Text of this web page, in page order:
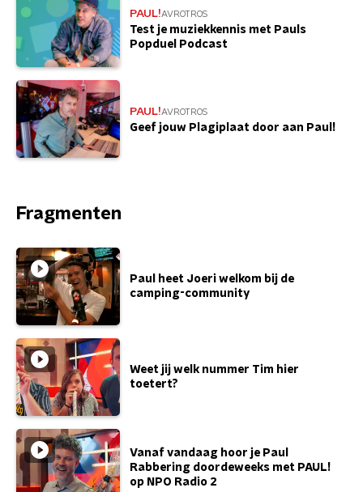
PAUL!AVROTROS
Test je muziekkennis met Pauls
Popduel Podcast
PAUL!AVROTROS
Geef jouw Plagiplaat door aan Paul!
Fragmenten
Paul heet Joeri welkom bij de
camping-community
Weet jij welk nummer Tim hier
toetert?
Vanaf vandaag hoor je Paul
Rabbering doordeweeks met PAUL!
op NPO Radio 2